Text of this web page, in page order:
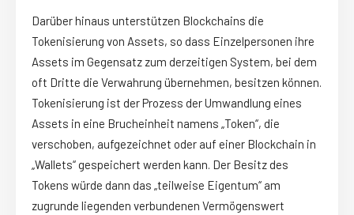
Darüber hinaus unterstützen Blockchains die
Tokenisierung von Assets, so dass Einzelpersonen ihre
Assets im Gegensatz zum derzeitigen System, bei dem
oft Dritte die Verwahrung übernehmen, besitzen können.
Tokenisierung ist der Prozess der Umwandlung eines
Assets in eine Brucheinheit namens „Token“, die
verschoben, aufgezeichnet oder auf einer Blockchain in
„Wallets“ gespeichert werden kann. Der Besitz des
Tokens würde dann das „teilweise Eigentum“ am
zugrunde liegenden verbundenen Vermögenswert